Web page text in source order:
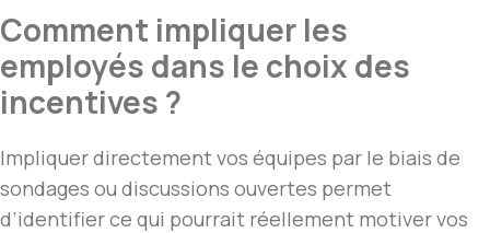
Comment impliquer les
employés dans le choix des
incentives ?
Impliquer directement vos équipes par le biais de
sondages ou discussions ouvertes permet
d’identifier ce qui pourrait réellement motiver vos